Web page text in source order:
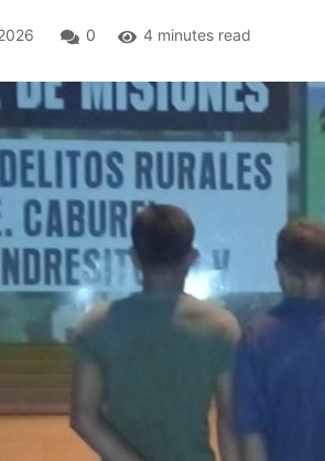
0 4 minutes read